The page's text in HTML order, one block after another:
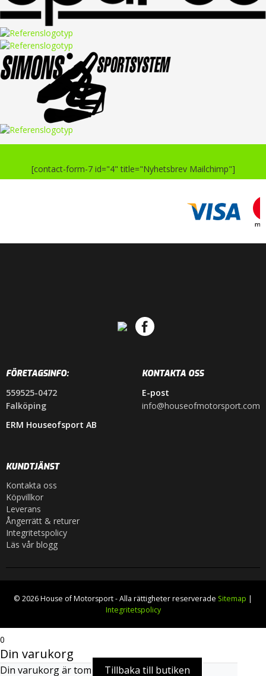
[contact-form-7 id="4" title="Nyhetsbrev Mailchimp"]
FÖRETAGSINFO:
559525-0472
Falköping
ERM Houseofsport AB
KONTAKTA OSS
E-post
info@houseofmotorsport.com
KUNDTJÄNST
Kontakta oss
Köpvillkor
Leverans
Ångerrätt & returer
Integritetspolicy
Läs vår blogg
© 2026 House of Motorsport - Alla rättigheter reserverade Sitemap |
Integritetspolicy
0
Din varukorg
Din varukorg är tom
Tillbaka till butiken